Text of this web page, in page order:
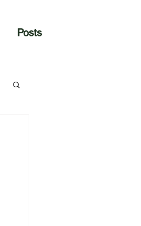
Posts